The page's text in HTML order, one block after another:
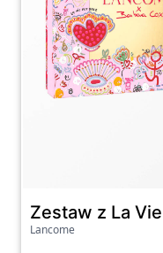
Zestaw z La
Lancome